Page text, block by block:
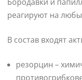
реагируют на
В состав входят
резорцин –